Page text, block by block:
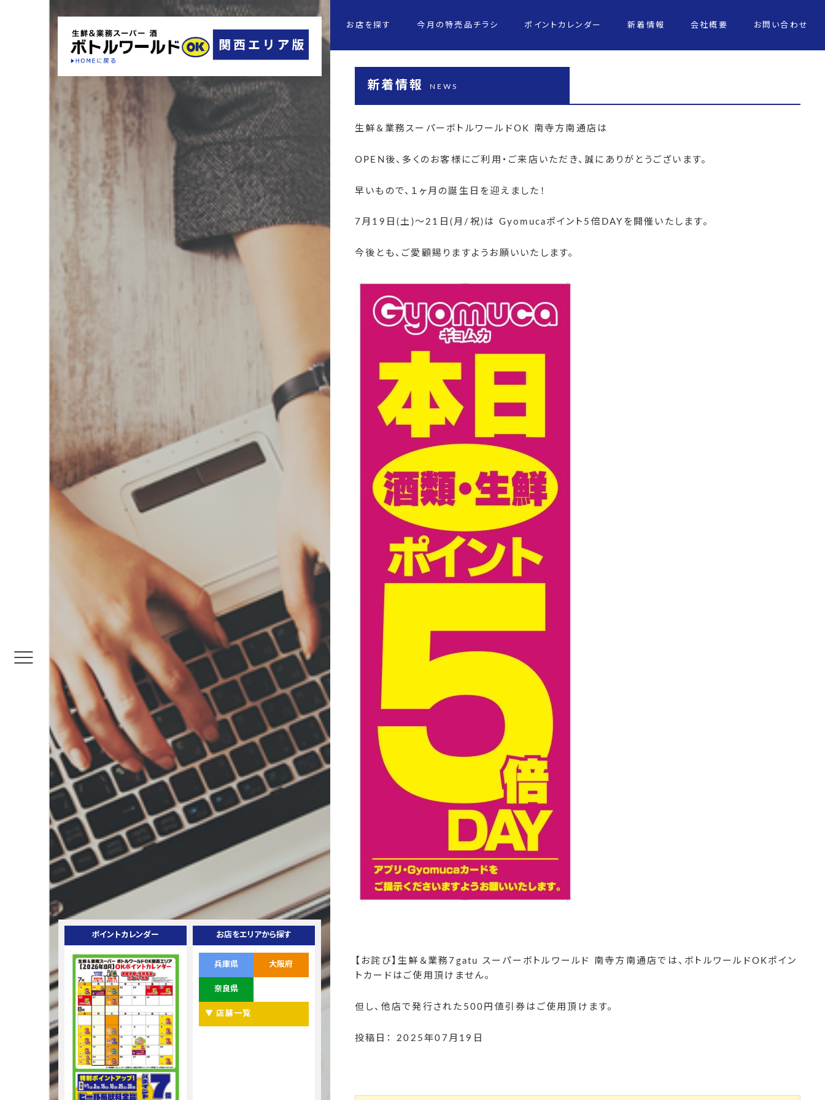
ポイントカレンダー お店をエリアから探す
兵庫県 大阪府
奈良県
▼ 店舗一覧
お店を探す 今月の特売品チラシ ポイントカレンダー 新着情報 会社概要 お問い合わせ
新着情報 NEWS
生鮮＆業務スーパーボトルワールドOK 南寺方南通店は
OPEN後、多くのお客様にご利用・ご来店いただき、誠にありがとうございます。
早いもので、１ヶ月の誕生日を迎えました！
7月19日(土)～21日(月/祝)は Gyomucaポイント5倍DAYを開催いたします。
今後とも、ご愛顧賜りますようお願いいたします。
【お詫び】生鮮＆業務7gatu スーパーボトルワールド 南寺方南通店では、ボトルワールドOKポイン
トカードはご使用頂けません。
但し、他店で発行された500円値引券はご使用頂けます。
投稿日： 2025年07月19日